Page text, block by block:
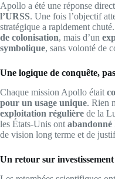
Apollo a été une réponse
l’URSS. Une fois l’objectif
stratégique a rapidement
de colonisation, mais d’un
symbolique, sans volonté de
Une logique de conquête,
Chaque mission Apollo était
pour un usage unique. Rien
exploitation régulière de la
les États-Unis ont
de vision long terme et de
Un retour sur